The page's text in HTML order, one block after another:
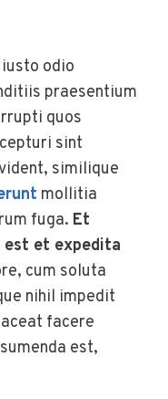
odio
praesentium
quos
sint
similique
mollitia
fuga. Et
est et expedita
cum soluta
nihil impedit
facere
est,